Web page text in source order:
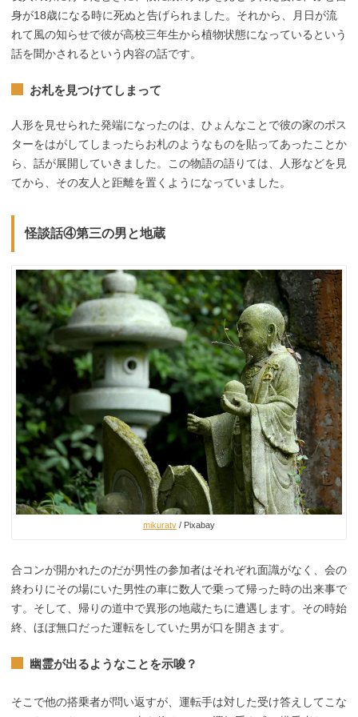
身が18歳になる時に死ぬと告げられました。それから、月日が流
れて風の知らせで彼が高校三年生から植物状態になっているという
話を聞かされるという内容の話です。
お札を見つけてしまって
人形を見せられた発端になったのは、ひょんなことで彼の家のポス
ターをはがしてしまったらお札のようなものを貼ってあったことか
ら、話が展開していきました。この物語の語りては、人形などを見
てから、その友人と距離を置くようになっていました。
怪談話④第三の男と地蔵
mikuratv / Pixabay
合コンが開かれたのだが男性の参加者はそれぞれ面識がなく、会の
終わりにその場にいた男性の車に数人で乗って帰った時の出来事で
す。そして、帰りの道中で異形の地蔵たちに遭遇します。その時始
終、ほぼ無口だった運転をしていた男が口を開きます。
幽霊が出るようなことを示唆？
そこで他の搭乗者が問い返すが、運転手は対した受け答えしてこな